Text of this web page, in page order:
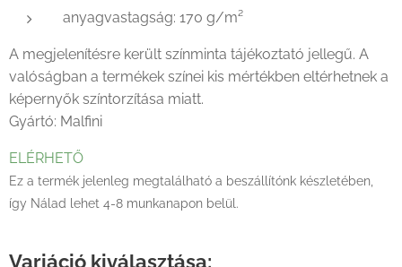
anyagvastagság: 170 g/m²
A megjelenítésre került színminta tájékoztató jellegű. A
valóságban a termékek színei kis mértékben eltérhetnek a
képernyők színtorzítása miatt.
Gyártó: Malfini
ELÉRHETŐ
Ez a termék jelenleg megtalálható a beszállítónk készletében,
így Nálad lehet 4-8 munkanapon belül.
Variáció kiválasztása: